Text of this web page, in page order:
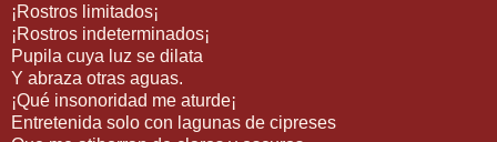
¡Rostros limitados¡
¡Rostros indeterminados¡
Pupila cuya luz se dilata
Y abraza otras aguas.
¡Qué insonoridad me aturde¡
Entretenida solo con lagunas de cipreses